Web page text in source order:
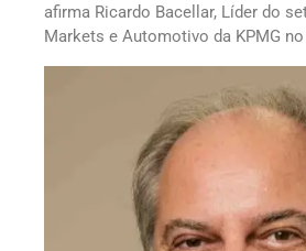
afirma Ricardo Bacellar, Líder do
Markets e Automotivo da KPMG